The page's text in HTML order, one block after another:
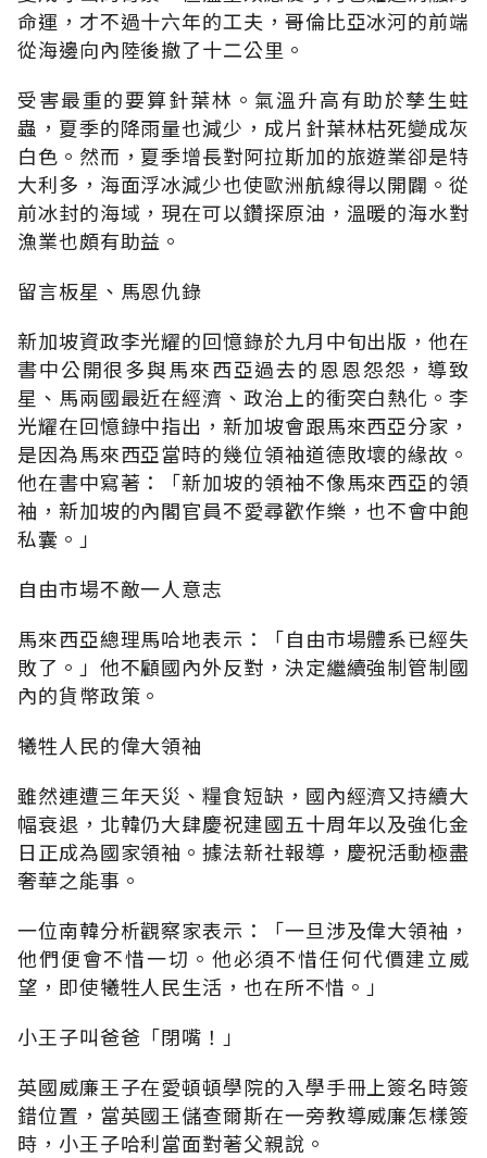
命運，才不過十六年的工夫，哥倫比亞冰河的前端
從海邊向內陸後撤了十二公里。
受害最重的要算針葉林。氣溫升高有助於孳生蛀
蟲，夏季的降雨量也減少，成片針葉林枯死變成灰
白色。然而，夏季增長對阿拉斯加的旅遊業卻是特
大利多，海面浮冰減少也使歐洲航線得以開闢。從
前冰封的海域，現在可以鑽探原油，溫暖的海水對
漁業也頗有助益。
留言板星、馬恩仇錄
新加坡資政李光耀的回憶錄於九月中旬出版，他在
書中公開很多與馬來西亞過去的恩恩怨怨，導致
星、馬兩國最近在經濟、政治上的衝突白熱化。李
光耀在回憶錄中指出，新加坡會跟馬來西亞分家，
是因為馬來西亞當時的幾位領袖道德敗壞的緣故。
他在書中寫著：「新加坡的領袖不像馬來西亞的領
袖，新加坡的內閣官員不愛尋歡作樂，也不會中飽
私囊。」
自由市場不敵一人意志
馬來西亞總理馬哈地表示：「自由市場體系已經失
敗了。」他不顧國內外反對，決定繼續強制管制國
內的貨幣政策。
犧牲人民的偉大領袖
雖然連遭三年天災、糧食短缺，國內經濟又持續大
幅衰退，北韓仍大肆慶祝建國五十周年以及強化金
日正成為國家領袖。據法新社報導，慶祝活動極盡
奢華之能事。
一位南韓分析觀察家表示：「一旦涉及偉大領袖，
他們便會不惜一切。他必須不惜任何代價建立威
望，即使犧牲人民生活，也在所不惜。」
小王子叫爸爸「閉嘴！」
英國威廉王子在愛頓頓學院的入學手冊上簽名時簽
錯位置，當英國王儲查爾斯在一旁教導威廉怎樣簽
時，小王子哈利當面對著父親說。